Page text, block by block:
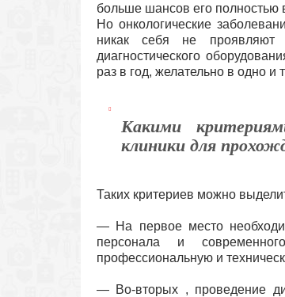
больше шансов его полностью
Но онкологические
никак себя не проявляют
диагностического
раз в год, желательно в одно и
Какими
клиники для
Таких критериев можно
— На первое место
персонала и
профессиональную и
— Во-вторых , проведение